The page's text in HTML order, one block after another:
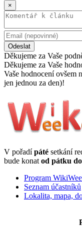
×
Odeslat
Děkujeme za Vaše
Děkujeme za Vaše
Vaše hodnocení ovšem
jen jednou za den)!
V pořadípáté setkání
bude konat od pátku
Program
Seznam účastníků
Lokalita, mapa,